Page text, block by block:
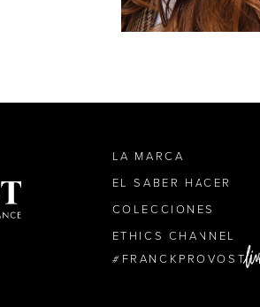
LA MARCA
EL SABER HACER
COLECCIONES
ETHICS CHANNEL
FRANCKPROVOST